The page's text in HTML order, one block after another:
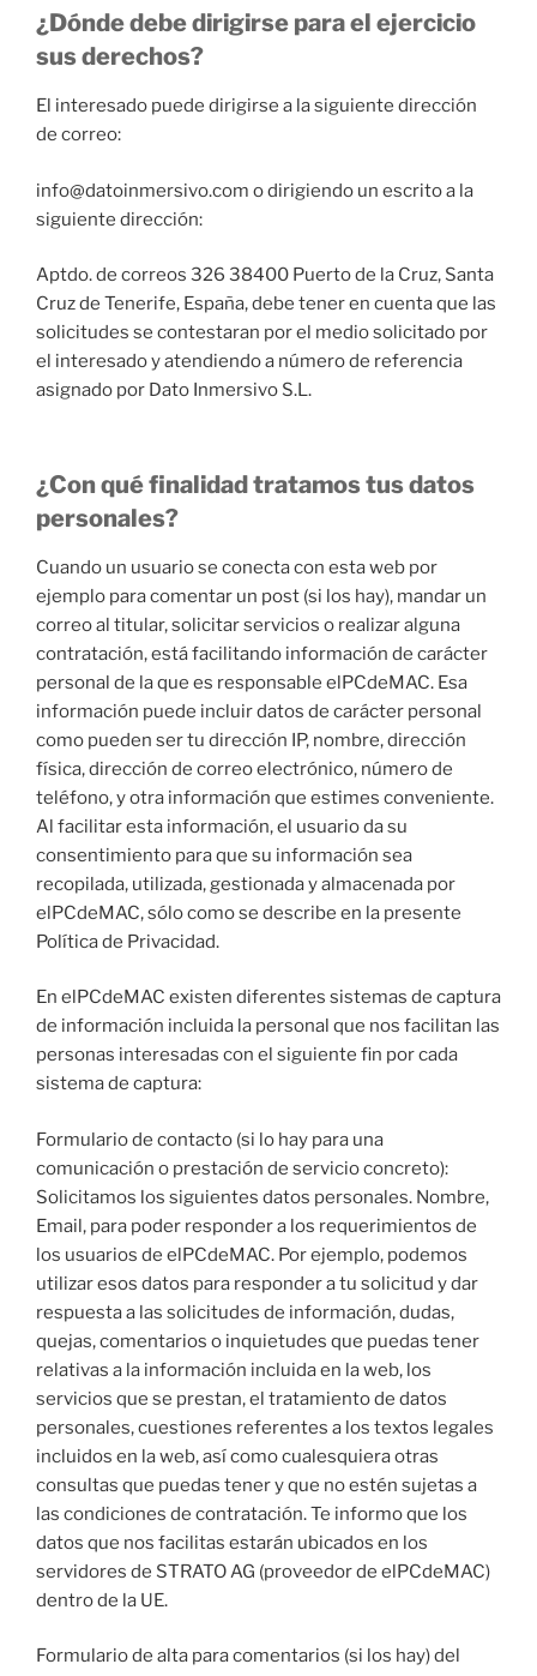
¿Dónde debe dirigirse para el ejercicio
sus derechos?
El interesado puede dirigirse a la siguiente dirección
de correo:
info@datoinmersivo.com o dirigiendo un escrito a la
siguiente dirección:
Aptdo. de correos 326 38400 Puerto de la Cruz, Santa
Cruz de Tenerife, España, debe tener en cuenta que las
solicitudes se contestaran por el medio solicitado por
el interesado y atendiendo a número de referencia
asignado por Dato Inmersivo S.L.
¿Con qué finalidad tratamos tus datos
personales?
Cuando un usuario se conecta con esta web por
ejemplo para comentar un post (si los hay), mandar un
correo al titular, solicitar servicios o realizar alguna
contratación, está facilitando información de carácter
personal de la que es responsable elPCdeMAC. Esa
información puede incluir datos de carácter personal
como pueden ser tu dirección IP, nombre, dirección
física, dirección de correo electrónico, número de
teléfono, y otra información que estimes conveniente.
Al facilitar esta información, el usuario da su
consentimiento para que su información sea
recopilada, utilizada, gestionada y almacenada por
elPCdeMAC, sólo como se describe en la presente
Política de Privacidad.
En elPCdeMAC existen diferentes sistemas de captura
de información incluida la personal que nos facilitan las
personas interesadas con el siguiente fin por cada
sistema de captura:
Formulario de contacto (si lo hay para una
comunicación o prestación de servicio concreto):
Solicitamos los siguientes datos personales. Nombre,
Email, para poder responder a los requerimientos de
los usuarios de elPCdeMAC. Por ejemplo, podemos
utilizar esos datos para responder a tu solicitud y dar
respuesta a las solicitudes de información, dudas,
quejas, comentarios o inquietudes que puedas tener
relativas a la información incluida en la web, los
servicios que se prestan, el tratamiento de datos
personales, cuestiones referentes a los textos legales
incluidos en la web, así como cualesquiera otras
consultas que puedas tener y que no estén sujetas a
las condiciones de contratación. Te informo que los
datos que nos facilitas estarán ubicados en los
servidores de STRATO AG (proveedor de elPCdeMAC)
dentro de la UE.
Formulario de alta para comentarios (si los hay) del